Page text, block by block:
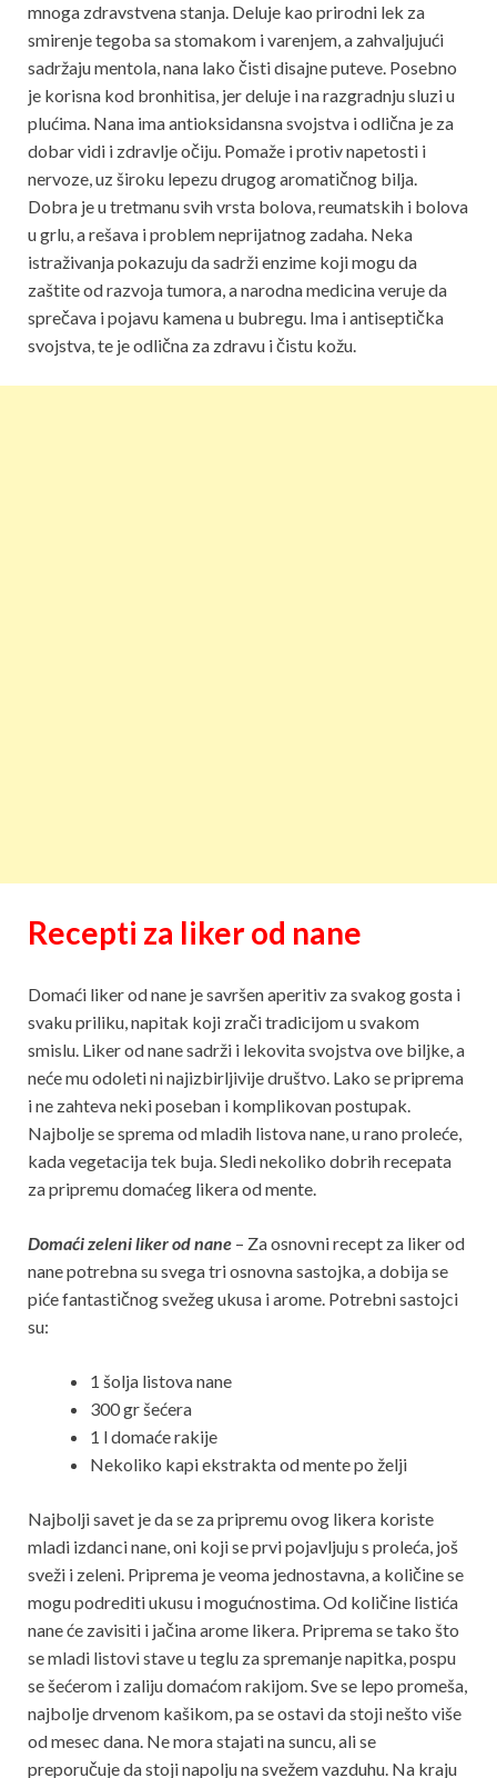
mnoga zdravstvena stanja. Deluje kao prirodni lek za
smirenje tegoba sa stomakom i varenjem, a zahvaljujući
sadržaju mentola, nana lako čisti disajne puteve. Posebno
je korisna kod bronhitisa, jer deluje i na razgradnju sluzi u
plućima. Nana ima antioksidansna svojstva i odlična je za
dobar vidi i zdravlje očiju. Pomaže i protiv napetosti i
nervoze, uz široku lepezu drugog aromatičnog bilja.
Dobra je u tretmanu svih vrsta bolova, reumatskih i bolova
u grlu, a rešava i problem neprijatnog zadaha. Neka
istraživanja pokazuju da sadrži enzime koji mogu da
zaštite od razvoja tumora, a narodna medicina veruje da
sprečava i pojavu kamena u bubregu. Ima i antiseptička
svojstva, te je odlična za zdravu i čistu kožu.
Recepti za liker od nane
Domaći liker od nane je savršen aperitiv za svakog gosta i
svaku priliku, napitak koji zrači tradicijom u svakom
smislu. Liker od nane sadrži i lekovita svojstva ove biljke, a
neće mu odoleti ni najizbirljivije društvo. Lako se priprema
i ne zahteva neki poseban i komplikovan postupak.
Najbolje se sprema od mladih listova nane, u rano proleće,
kada vegetacija tek buja. Sledi nekoliko dobrih recepata
za pripremu domaćeg likera od mente.
Domaći zeleni liker od nane – Za osnovni recept za liker od
nane potrebna su svega tri osnovna sastojka, a dobija se
piće fantastičnog svežeg ukusa i arome. Potrebni sastojci
su:
1 šolja listova nane
300 gr šećera
1 l domaće rakije
Nekoliko kapi ekstrakta od mente po želji
Najbolji savet je da se za pripremu ovog likera koriste
mladi izdanci nane, oni koji se prvi pojavljuju s proleća, još
sveži i zeleni. Priprema je veoma jednostavna, a količine se
mogu podrediti ukusu i mogućnostima. Od količine listića
nane će zavisiti i jačina arome likera. Priprema se tako što
se mladi listovi stave u teglu za spremanje napitka, pospu
se šećerom i zaliju domaćom rakijom. Sve se lepo promeša,
najbolje drvenom kašikom, pa se ostavi da stoji nešto više
od mesec dana. Ne mora stajati na suncu, ali se
preporučuje da stoji napolju na svežem vazduhu. Na kraju